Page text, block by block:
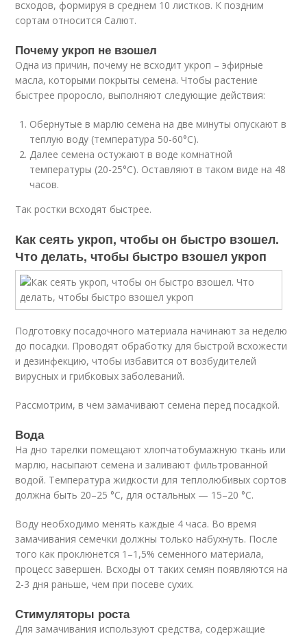
всходов, формируя в среднем 10 листков. К поздним
сортам относится Салют.
Почему укроп не взошел
Одна из причин, почему не всходит укроп – эфирные
масла, которыми покрыты семена. Чтобы растение
быстрее проросло, выполняют следующие действия:
Обернутые в марлю семена на две минуты опускают в
теплую воду (температура 50-60°С).
Далее семена остужают в воде комнатной
температуры (20-25°С). Оставляют в таком виде на 48
часов.
Так ростки всходят быстрее.
Как сеять укроп, чтобы он быстро взошел.
Что делать, чтобы быстро взошел укроп
Подготовку посадочного материала начинают за неделю
до посадки. Проводят обработку для быстрой всхожести
и дезинфекцию, чтобы избавится от возбудителей
вирусных и грибковых заболеваний.
Рассмотрим, в чем замачивают семена перед посадкой.
Вода
На дно тарелки помещают хлопчатобумажную ткань или
марлю, насыпают семена и заливают фильтрованной
водой. Температура жидкости для теплолюбивых сортов
должна быть 20–25 °С, для остальных — 15–20 °С.
Воду необходимо менять каждые 4 часа. Во время
замачивания семечки должны только набухнуть. После
того как проклюнется 1–1,5% семенного материала,
процесс завершен. Всходы от таких семян появляются на
2-3 дня раньше, чем при посеве сухих.
Стимуляторы роста
Для замачивания используют средства, содержащие